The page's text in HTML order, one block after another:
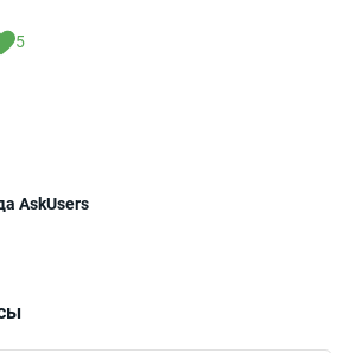
5
AskUsers